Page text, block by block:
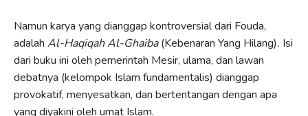
Namun karya yang dianggap kontroversial dari Fouda,
adalah Al-Haqiqah Al-Ghaiba(Kebenaran Yang Hilang). Isi
dari buku ini oleh pemerintah Mesir, ulama, dan lawan
debatnya (kelompok Islam fundamentalis) dianggap
provokatif, menyesatkan, dan bertentangan dengan apa
yang diyakini oleh umat Islam.